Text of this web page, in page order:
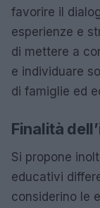
favorire il
esperienze e
di mettere a
e individuare
di famiglie ed
Finalità
Si propone
educativi
considerino le